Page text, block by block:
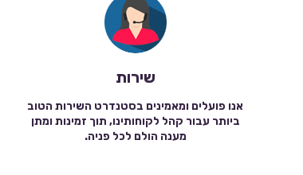
שירות
אנו פועלים ומאמינים בסטנדרט השירות הטוב
ביותר עבור קהל לקוחותינו, תוך זמינות ומתן
מענה הולם לכל פניה.